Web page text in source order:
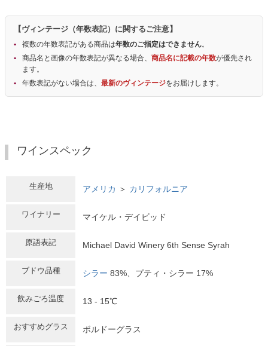
【ヴィンテージ（年数表記）に関するご注意】
複数の年数表記がある商品は年数のご指定はできません。
商品名と画像の年数表記が異なる場合、 商品名に記載の年数が優先され
ます。
年数表記がない場合は、 最新のヴィンテージをお届けします。
ワインスペック
生産地 アメリカ ＞ カリフォルニア
ワイナリー マイケル・デイビッド
原語表記 Michael David Winery 6th Sense Syrah
ブドウ品種 シラー 83%、プティ・シラー 17%
飲みごろ温度 13 - 15℃
おすすめグラス ボルドーグラス